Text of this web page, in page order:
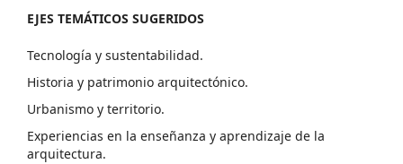
EJES TEMÁTICOS SUGERIDOS
Tecnología y sustentabilidad.
Historia y patrimonio arquitectónico.
Urbanismo y territorio.
Experiencias en la enseñanza y aprendizaje de la
arquitectura.